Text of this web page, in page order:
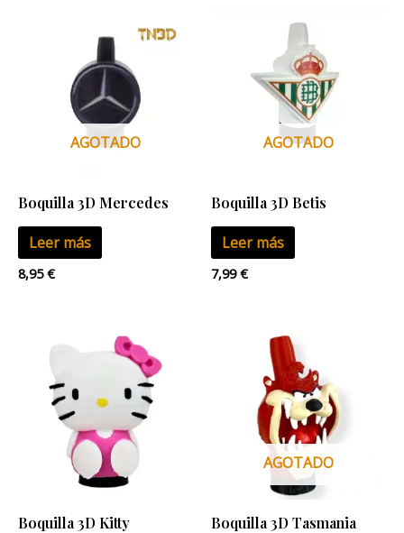
AGOTADO
Boquilla 3D Mercedes
Leer más
8,95€
AGOTADO
Boquilla 3D Betis
Leer más
7,99€
Boquilla 3D Kitty
AGOTADO
Boquilla 3D Tasmania